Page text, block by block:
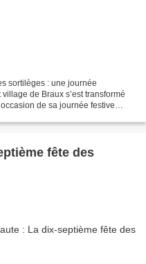
sortilèges : une journée
de Braux s’est transformé
de sa journée festive
fête des